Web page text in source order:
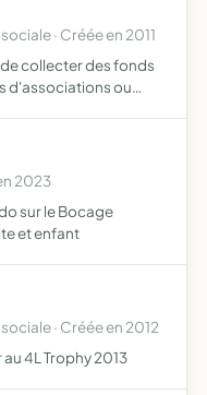
· Créée en 2011
collecter des fonds
d'associations ou
2023
sur le Bocage
et enfant
· Créée en 2012
4L Trophy 2013